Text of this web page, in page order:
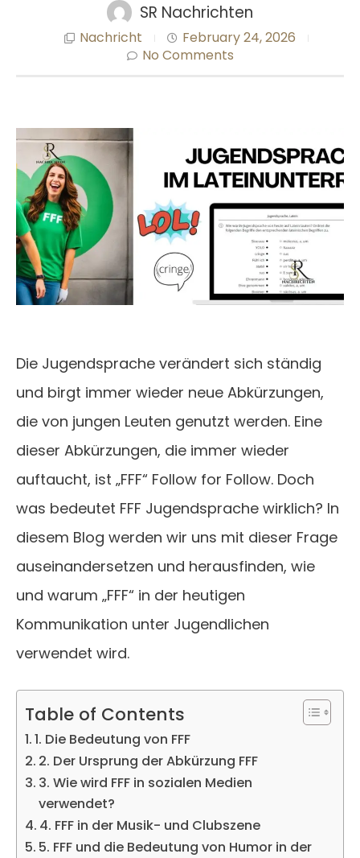
SR Nachrichten
Nachricht
February 24, 2026
No Comments
Die Jugendsprache verändert sich ständig
und birgt immer wieder neue Abkürzungen,
die von jungen Leuten genutzt werden. Eine
dieser Abkürzungen, die immer wieder
auftaucht, ist „FFF“ Follow for Follow. Doch
was bedeutet FFF Jugendsprache wirklich? In
diesem Blog werden wir uns mit dieser Frage
auseinandersetzen und herausfinden, wie
und warum „FFF“ in der heutigen
Kommunikation unter Jugendlichen
verwendet wird.
Table of Contents
1. Die Bedeutung von FFF
2. Der Ursprung der Abkürzung FFF
3. Wie wird FFF in sozialen Medien
verwendet?
4. FFF in der Musik- und Clubszene
5. FFF und die Bedeutung von Humor in der